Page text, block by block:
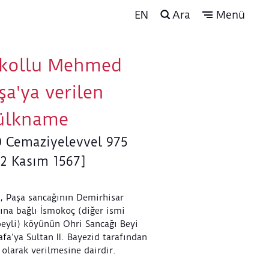
EN Ara Menü
Mehmed
verilen
Cemaziyelevvel 975
Kasım 1567]
Paşa sancağının Demirhisar
bağlı İsmokoç (diğer ismi
köyünün Ohri Sancağı Beyi
Sultan II. Bayezid tarafından
verilmesine dairdir.